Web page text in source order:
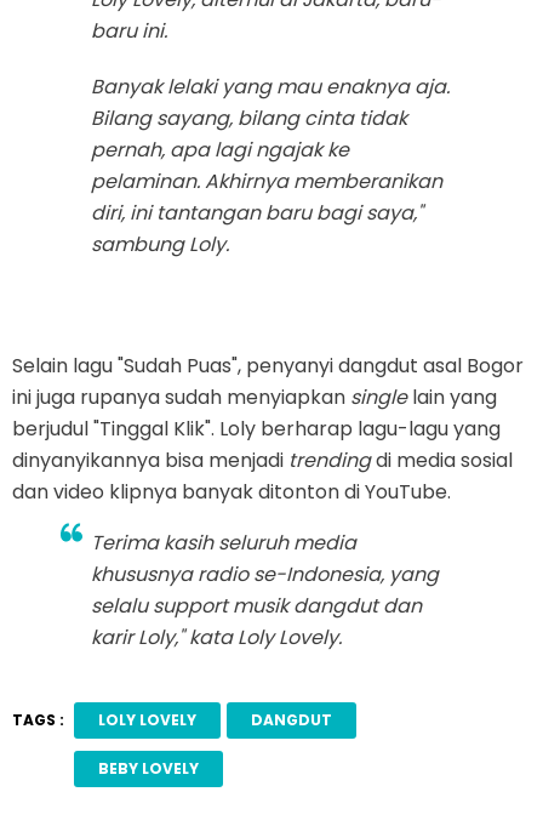
baru ini.
Banyak lelaki yang mau enaknya aja.
Bilang sayang, bilang cinta tidak
pernah, apa lagi ngajak ke
pelaminan. Akhirnya memberanikan
diri, ini tantangan baru bagi saya,"
sambung Loly.
Selain lagu "Sudah Puas", penyanyi dangdut asal Bogor
ini juga rupanya sudah menyiapkan singlelain yang
berjudul "Tinggal Klik". Loly berharap lagu-lagu yang
dinyanyikannya bisa menjadi trendingdi media sosial
dan video klipnya banyak ditonton di YouTube.
Terima kasih seluruh media
khususnya radio se-Indonesia, yang
selalusupportmusik dangdut dan
karir Loly," kata Loly Lovely.
TAGS : LOLY LOVELY DANGDUT
BEBY LOVELY